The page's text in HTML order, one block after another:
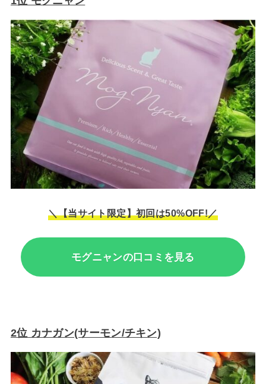
＼【当サイト限定】初回は50%OFF!／
モグニャンの口コミを見る
2位 カナガン(サーモン/チキン)